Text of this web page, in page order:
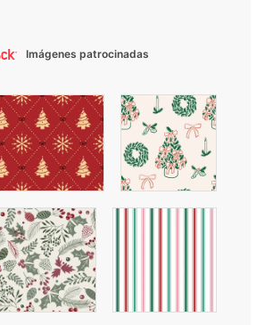
Imágenes patrocinadas